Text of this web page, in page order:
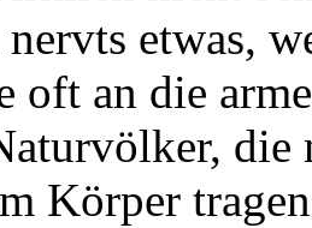
nervts etwas,
oft an die
die
Körper